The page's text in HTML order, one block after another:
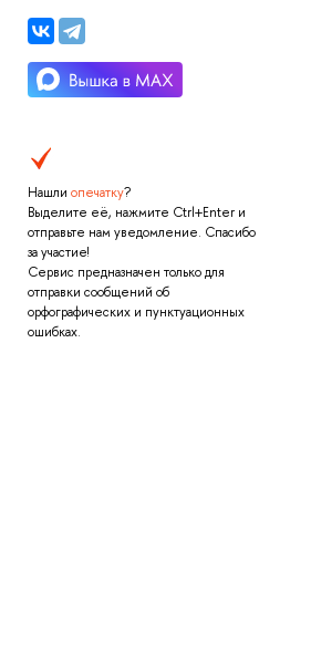
Нашли опечатку?
Выделите её, нажмите Ctrl+Enter и
отправьте нам уведомление. Спасибо
за участие!
Сервис предназначен только для
отправки сообщений об
орфографических и пунктуационных
ошибках.